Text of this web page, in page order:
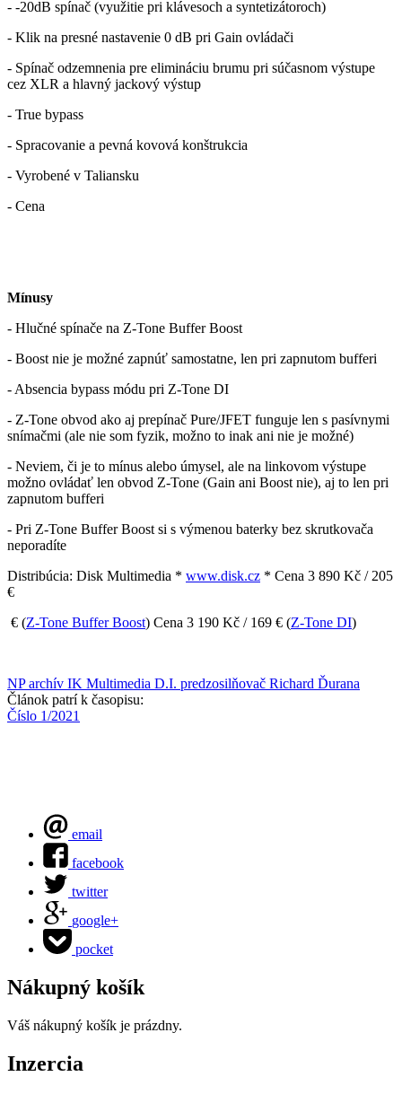
- -20dB spínač (využitie pri klávesoch a syntetizátoroch)
- Klik na presné nastavenie 0 dB pri Gain ovládači
- Spínač odzemnenia pre elimináciu brumu pri súčasnom výstupe
cez XLR a hlavný jackový výstup
- True bypass
- Spracovanie a pevná kovová konštrukcia
- Vyrobené v Taliansku
- Cena
Mínusy
- Hlučné spínače na Z-Tone Buffer Boost
- Boost nie je možné zapnúť samostatne, len pri zapnutom bufferi
- Absencia bypass módu pri Z-Tone DI
- Z-Tone obvod ako aj prepínač Pure/JFET funguje len s pasívnymi
snímačmi (ale nie som fyzik, možno to inak ani nie je možné)
- Neviem, či je to mínus alebo úmysel, ale na linkovom výstupe
možno ovládať len obvod Z-Tone (Gain ani Boost nie), aj to len pri
zapnutom bufferi
- Pri Z-Tone Buffer Boost si s výmenou baterky bez skrutkovača
neporadíte
Distribúcia: Disk Multimedia * www.disk.cz * Cena 3 890 Kč / 205
€
€ (Z-Tone Buffer Boost) Cena 3 190 Kč / 169 € (Z-Tone DI)
NP archív IK Multimedia D.I. predzosilňovač Richard Ďurana
Článok patrí k časopisu:
Číslo 1/2021
email
facebook
twitter
google+
pocket
Nákupný košík
Váš nákupný košík je prázdny.
Inzercia